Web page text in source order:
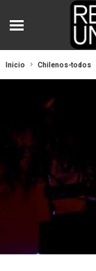
Inicio Chilenos-todos